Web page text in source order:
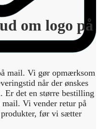
om logo på
mail. Vi gør opmærksom
når der ønskes
det en større bestilling
Vi vender retur på
før vi sætter